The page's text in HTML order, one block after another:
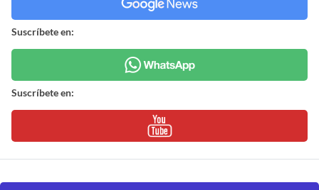
Suscríbete en:
Suscríbete en: